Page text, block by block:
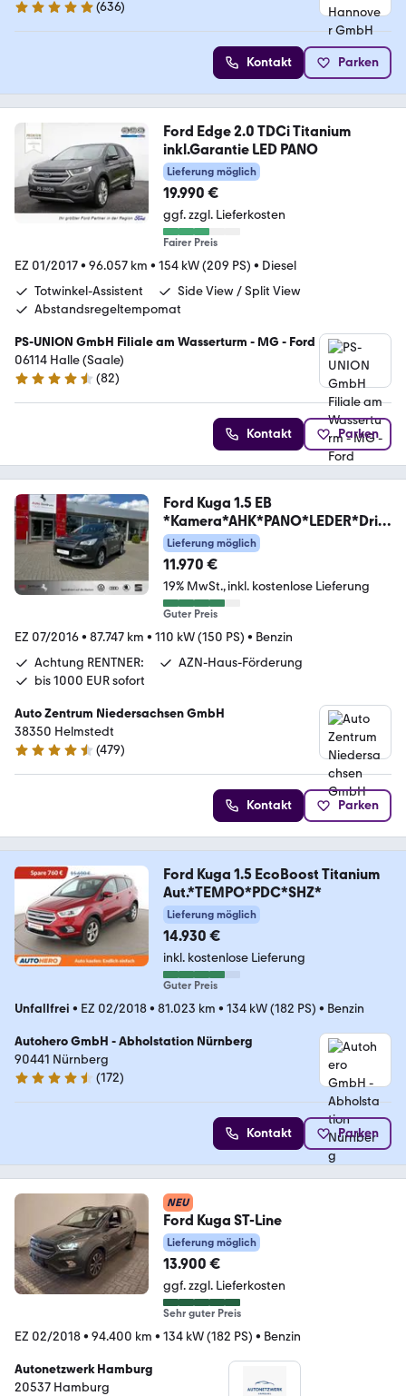
4.8 Sterne (636)
Kontakt Parken
Ford Edge 2.0 TDCi Titanium
inkl.Garantie LED PANO
Lieferung möglich
19.990 €
ggf. zzgl. Lieferkosten
Fairer Preis
EZ 01/2017• 96.057 km • 154 kW (209 PS) • Diesel
Totwinkel-Assistent
Side View / Split View
Abstandsregeltempomat
PS-UNION GmbH Filiale am Wasserturm - MG - Ford
06114 Halle (Saale)
4.7 Sterne
(82)
Kontakt Parken
Ford Kuga 1.5 EB
*Kamera*AHK*PANO*LEDER*Driv
eAssist*
Lieferung möglich
11.970 €
19% MwSt. inkl. kostenlose Lieferung
Guter Preis
EZ 07/2016• 87.747 km • 110 kW (150 PS) • Benzin
Achtung RENTNER:
AZN-Haus-Förderung
bis 1000 EUR sofort
Auto Zentrum Niedersachsen GmbH
38350 Helmstedt
4.5 Sterne
(479)
Kontakt Parken
Ford Kuga 1.5 EcoBoost Titanium
Aut.*TEMPO*PDC*SHZ*
Lieferung möglich
14.930 €
inkl. kostenlose Lieferung
Guter Preis
Unfallfrei • EZ 02/2018• 81.023 km • 134 kW (182 PS) • Benzin
Autohero GmbH - Abholstation Nürnberg
90441 Nürnberg
4.5 Sterne
(172)
Kontakt Parken
NEU
Ford Kuga ST-Line
Lieferung möglich
13.900 €
ggf. zzgl. Lieferkosten
Sehr guter Preis
EZ 02/2018• 94.400 km • 134 kW (182 PS) • Benzin
Autonetzwerk Hamburg
20537 Hamburg